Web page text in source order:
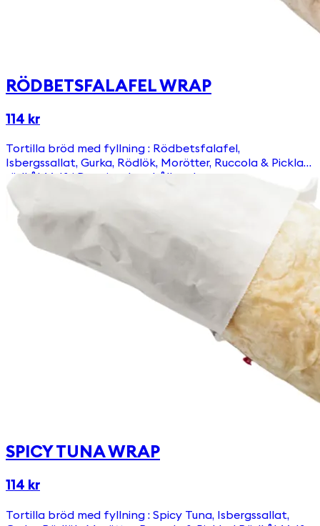
RÖDBETSFALAFEL WRAP
114 kr
Tortilla bröd med fyllning : Rödbetsfalafel,
Isbergssallat, Gurka, Rödlök, Morötter, Ruccola & Picklad
rödkål, Valfri Dressing. Innehåller gluten.
SPICY TUNA WRAP
114 kr
Tortilla bröd med fyllning : Spicy Tuna, Isbergssallat,